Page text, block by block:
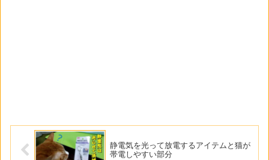
静電気を光って放電するアイテムと猫が
帯電しやすい部分